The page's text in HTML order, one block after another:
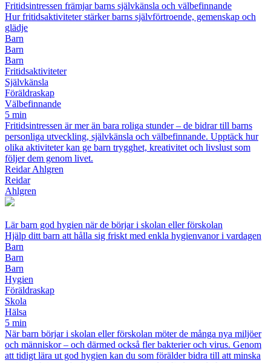
Fritidsintressen främjar barns självkänsla och välbefinnande
Hur fritidsaktiviteter stärker barns självförtroende, gemenskap och
glädje
Barn
Barn
Barn
Fritidsaktiviteter
Självkänsla
Föräldraskap
Välbefinnande
5 min
Fritidsintressen är mer än bara roliga stunder – de bidrar till barns
personliga utveckling, självkänsla och välbefinnande. Upptäck hur
olika aktiviteter kan ge barn trygghet, kreativitet och livslust som
följer dem genom livet.
Reidar Ahlgren
Reidar
Ahlgren
Lär barn god hygien när de börjar i skolan eller förskolan
Hjälp ditt barn att hålla sig friskt med enkla hygienvanor i vardagen
Barn
Barn
Barn
Hygien
Föräldraskap
Skola
Hälsa
5 min
När barn börjar i skolan eller förskolan möter de många nya miljöer
och människor – och därmed också fler bakterier och virus. Genom
att tidigt lära ut god hygien kan du som förälder bidra till att minska